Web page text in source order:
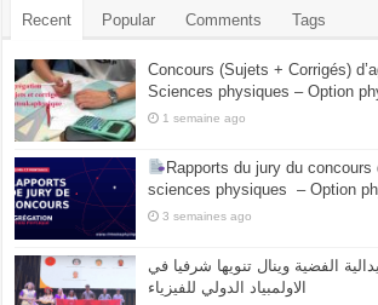
Recent Popular Comments Tags
Concours (Sujets + Corrigés)
Sciences physiques – Option
1 semaine ago
Rapports du jury du concours
sciences physiques – Option
3 semaines ago
الفضية وينال تنويها شرفيا في
الاولمبياد الدولي للفيزياء